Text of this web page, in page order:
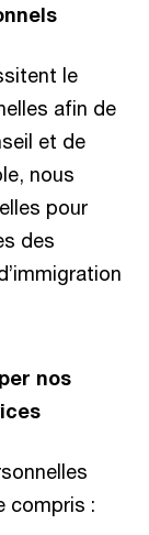
le
afin de
et de
nous
pour
des
nos
compris :